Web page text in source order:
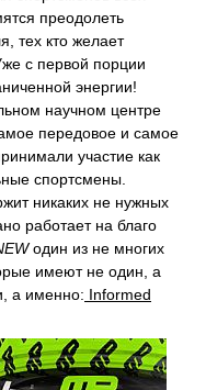
преодолеть
тех кто желает
с первой порции
энергии!
научном центре
передовое и самое
участие как
спортсмены.
никаких не нужных
работает на благо
один из не многих
имеют не один, а
а именно: Informed